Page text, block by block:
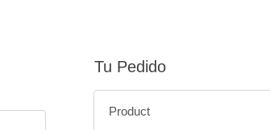
Tu Pedido
Product